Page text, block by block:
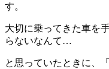
す。
大切に乗ってきた車を
らないなんて…
と思っていたときに、